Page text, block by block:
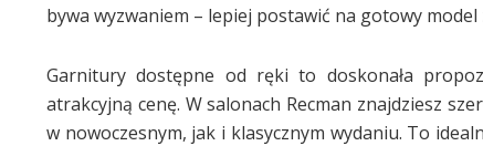
bywa wyzwaniem – lepiej postawić na gotowy
Garnitury dostępne od ręki to doskonała
atrakcyjną cenę. W salonach Recman znajdziesz
w nowoczesnym, jak i klasycznym wydaniu. To